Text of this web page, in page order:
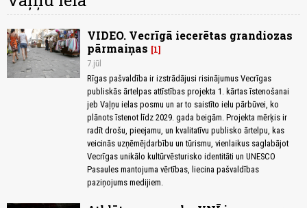
VIDEO. Vecrīgā iecerētas grandiozas
pārmaiņas
1
7.jūl
Rīgas pašvaldība ir izstrādājusi risinājumus Vecrīgas
publiskās ārtelpas attīstības projekta 1. kārtas īstenošanai
jeb Vaļņu ielas posmu un ar to saistīto ielu pārbūvei, ko
plānots īstenot līdz 2029. gada beigām. Projekta mērķis ir
radīt drošu, pieejamu, un kvalitatīvu publisko ārtelpu, kas
veicinās uzņēmējdarbību un tūrismu, vienlaikus saglabājot
Vecrīgas unikālo kultūrvēsturisko identitāti un UNESCO
Pasaules mantojuma vērtības, liecina pašvaldības
paziņojums medijiem.